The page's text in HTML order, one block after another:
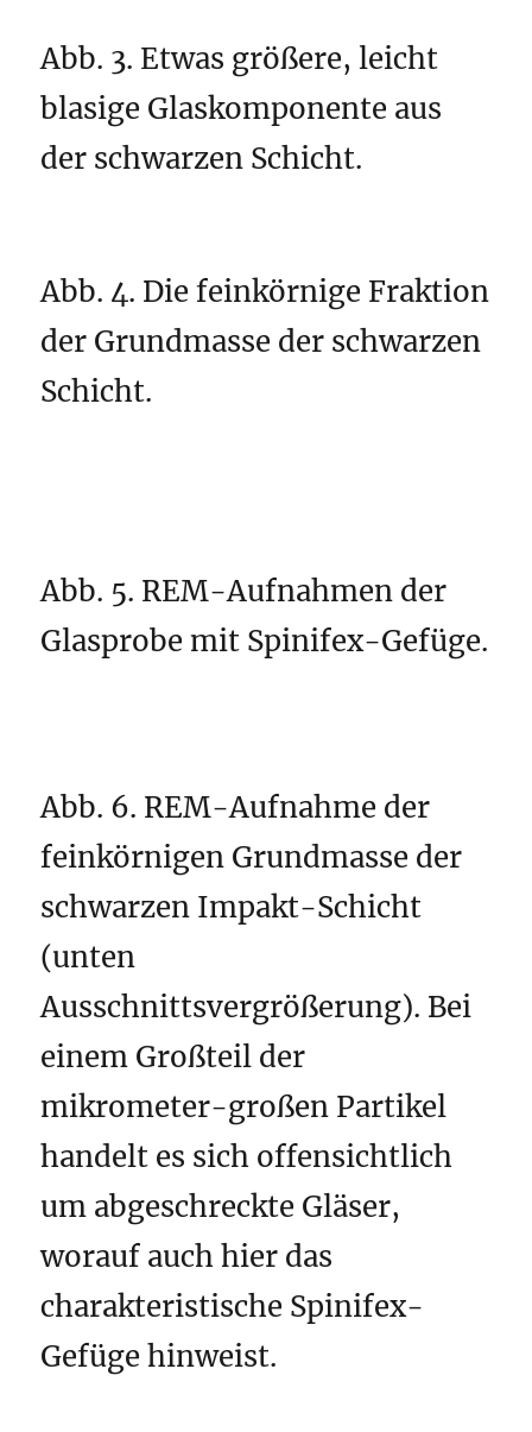
Abb. 3. Etwas größere, leicht
blasige Glaskomponente aus
der schwarzen Schicht.
Abb. 4. Die feinkörnige Fraktion
der Grundmasse der schwarzen
Schicht.
Abb. 5. REM-Aufnahmen der
Glasprobe mit Spinifex-Gefüge.
Abb. 6. REM-Aufnahme der
feinkörnigen Grundmasse der
schwarzen Impakt-Schicht
(unten
Ausschnittsvergrößerung). Bei
einem Großteil der
mikrometer-großen Partikel
handelt es sich offensichtlich
um abgeschreckte Gläser,
worauf auch hier das
charakteristische Spinifex-
Gefüge hinweist.